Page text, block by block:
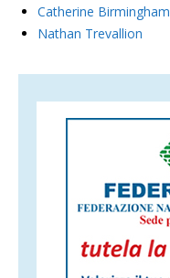
Catherine Birmingham
Nathan Trevallion